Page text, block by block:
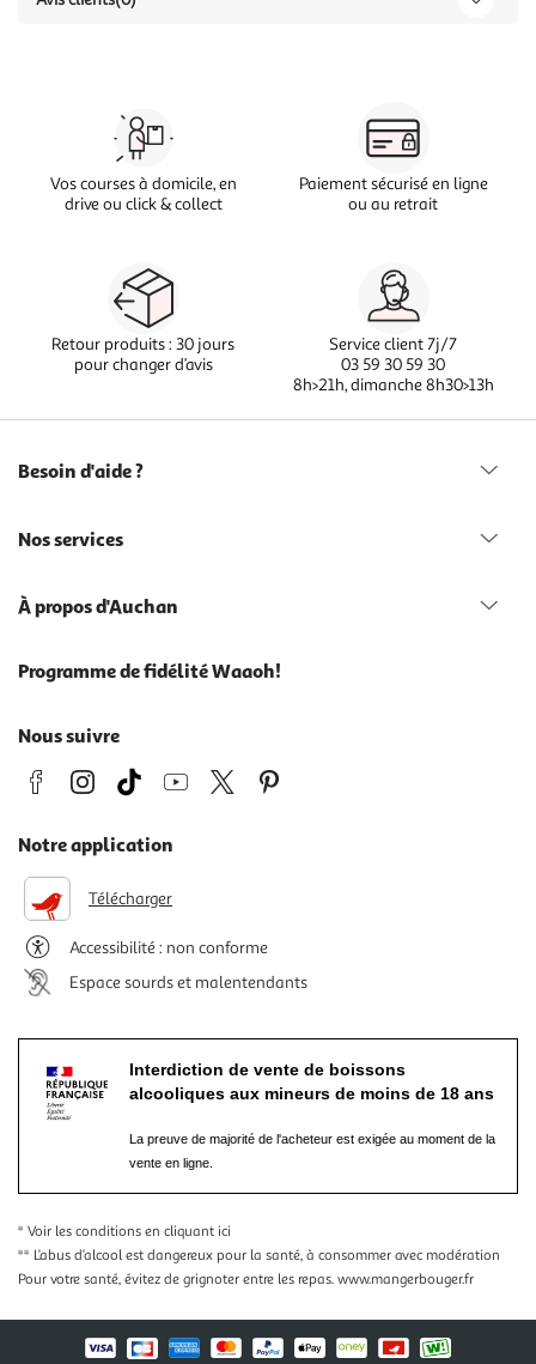
Vos courses à domicile, en
drive ou click & collect
Paiement sécurisé en ligne
ou au retrait
Retour produits : 30 jours
pour changer d’avis
Service client 7j/7
03 59 30 59 30
8h>21h, dimanche 8h30>13h
Besoin d'aide ?
Nos services
À propos d'Auchan
Programme de fidélité Waaoh!
Nous suivre
Notre application
Télécharger
Accessibilité : non conforme
Espace sourds et malentendants
Interdiction de vente de boissons
alcooliques aux mineurs de moins de 18 ans
La preuve de majorité de l'acheteur est exigée au moment de la
vente en ligne.
* Voir les conditions en cliquant ici
** L’abus d’alcool est dangereux pour la santé, à consommer avec modération
Pour votre santé, évitez de grignoter entre les repas. www.mangerbouger.fr